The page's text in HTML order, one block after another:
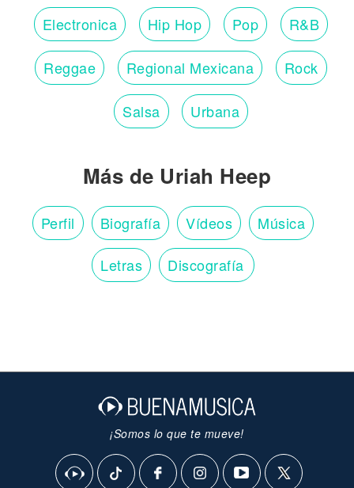
Electronica Hip Hop Pop R&B
Reggae Regional Mexicana Rock
Salsa Urbana
Más de Uriah Heep
Perfil Biografía Vídeos Música
Letras Discografía
¡Somos lo que te mueve!